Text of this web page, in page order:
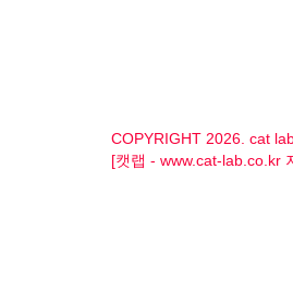
COPYRIGHT 2026. cat
[캣랩 - www.cat-lab.co.kr